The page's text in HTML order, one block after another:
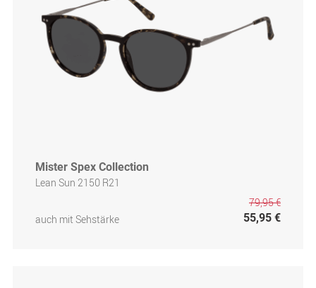
Mister Spex Collection
Lean Sun 2150 R21
auch mit Sehstärke
79,95 €
55,95 €